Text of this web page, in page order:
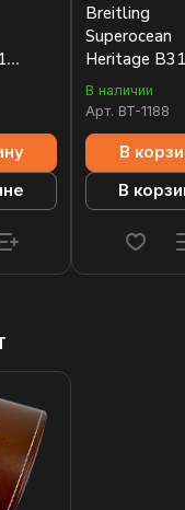
Breitling
Superocean
Heritage B31
Automatic
В наличии
Арт. BT-1188
В
В